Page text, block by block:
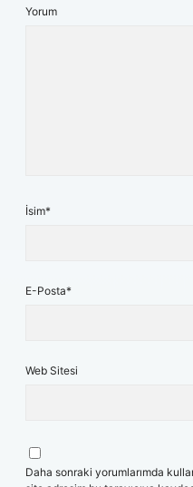
Yorum
İsim*
E-Posta*
Web Sitesi
Daha sonraki yorumlarımda